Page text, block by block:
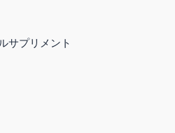
サプリメント